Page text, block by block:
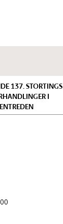
137. STORTINGS
I